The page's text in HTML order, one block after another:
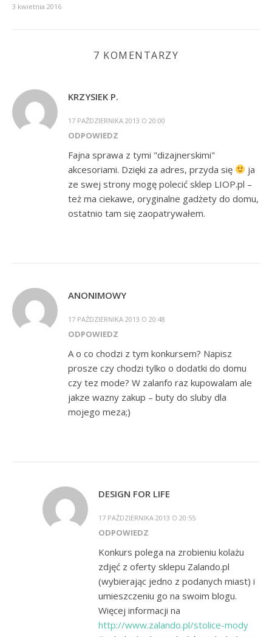
3 kwietnia 2016
7 KOMENTARZY
KRZYSIEK P.
17 PAŹDZIERNIKA 2013 O 20:00
ODPOWIEDZ
Fajna sprawa z tymi "dizajnerskimi"
akcesoriami. Dzięki za adres, przyda się
ja
ze swej strony mogę polecić sklep LIOP.pl –
też ma ciekawe, oryginalne gadżety do domu,
ostatnio tam się zaopatrywałem.
ANONIMOWY
17 PAŹDZIERNIKA 2013 O 20:48
ODPOWIEDZ
A o co chodzi z tym konkursem? Napisz
prosze czy chodzi tylko o dodatki do domu
czy tez mode? W zalanfo raz kupowalam ale
jakze wazny zakup – buty do sluby dla
mojego meza;)
DESIGN FOR LIFE
17 PAŹDZIERNIKA 2013 O 20:55
ODPOWIEDZ
Konkurs polega na zrobieniu kolażu
zdjęć z oferty sklepu Zalando.pl
(wybierając jedno z podanych miast) i
umieszczeniu go na swoim blogu.
Więcej informacji na
http://www.zalando.pl/stolice-mody